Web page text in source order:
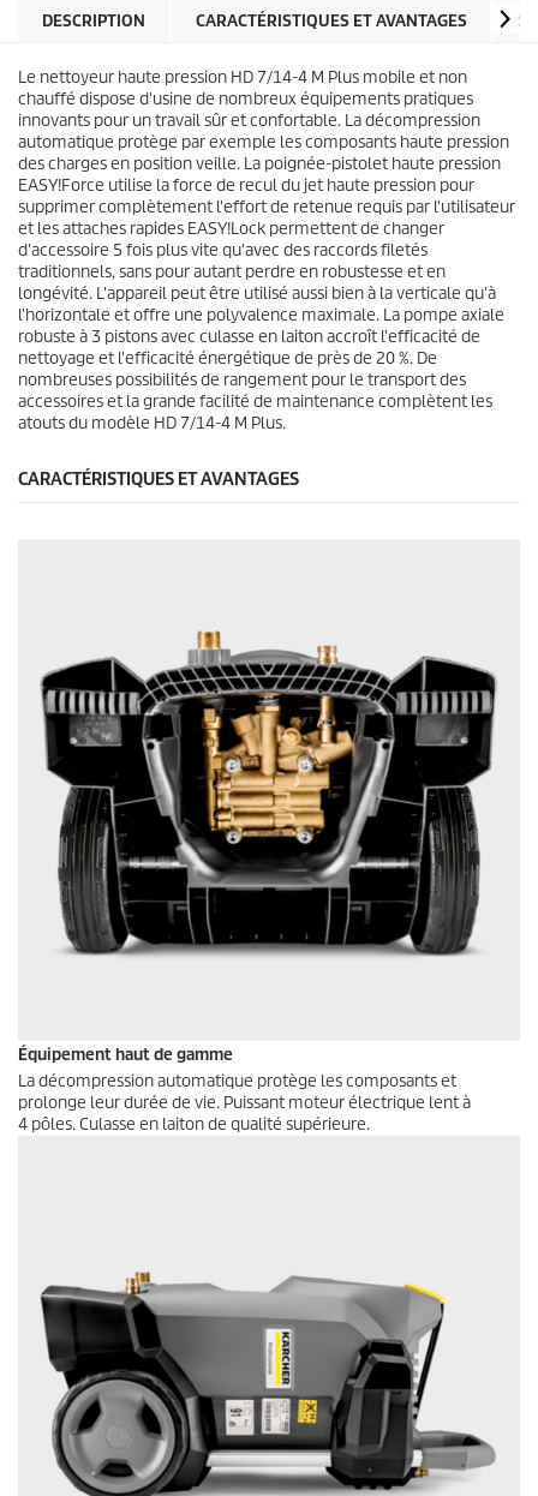
d
t
eDESCRIPTION CARACTÉRISTIQUES ET AVANTAGES
Le nettoyeur haute pression HD 7/14-4 M Plus mobile et non
chauffé dispose d'usine de nombreux équipements pratiques
innovants pour un travail sûr et confortable. La décompression
automatique protège par exemple les composants haute pression
des charges en position veille. La poignée-pistolet haute pression
EASY!Force utilise la force de recul du jet haute pression pour
supprimer complètement l'effort de retenue requis par l'utilisateur
et les attaches rapides EASY!Lock permettent de changer
d'accessoire 5 fois plus vite qu'avec des raccords filetés
traditionnels, sans pour autant perdre en robustesse et en
longévité. L'appareil peut être utilisé aussi bien à la verticale qu'à
l'horizontale et offre une polyvalence maximale. La pompe axiale
robuste à 3 pistons avec culasse en laiton accroît l'efficacité de
nettoyage et l'efficacité énergétique de près de 20 %. De
nombreuses possibilités de rangement pour le transport des
accessoires et la grande facilité de maintenance complètent les
atouts du modèle HD 7/14-4 M Plus.
CARACTÉRISTIQUES ET AVANTAGES
Équipement haut de gamme
La décompression automatique protège les composants et
prolonge leur durée de vie. Puissant moteur électrique lent à
4 pôles. Culasse en laiton de qualité supérieure.